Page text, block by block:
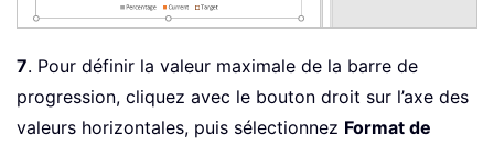
7. Pour définir la valeur maximale de la barre de
progression, cliquez avec le bouton droit sur l’axe des
valeurs horizontales, puis sélectionnez Format de